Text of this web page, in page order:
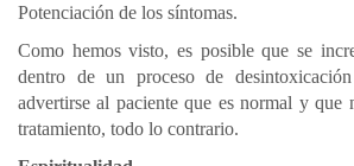
Potenciación de los síntomas.
Como hemos visto, es posible que se
dentro de un proceso de
advertirse al paciente que es normal y que
tratamiento, todo lo contrario.